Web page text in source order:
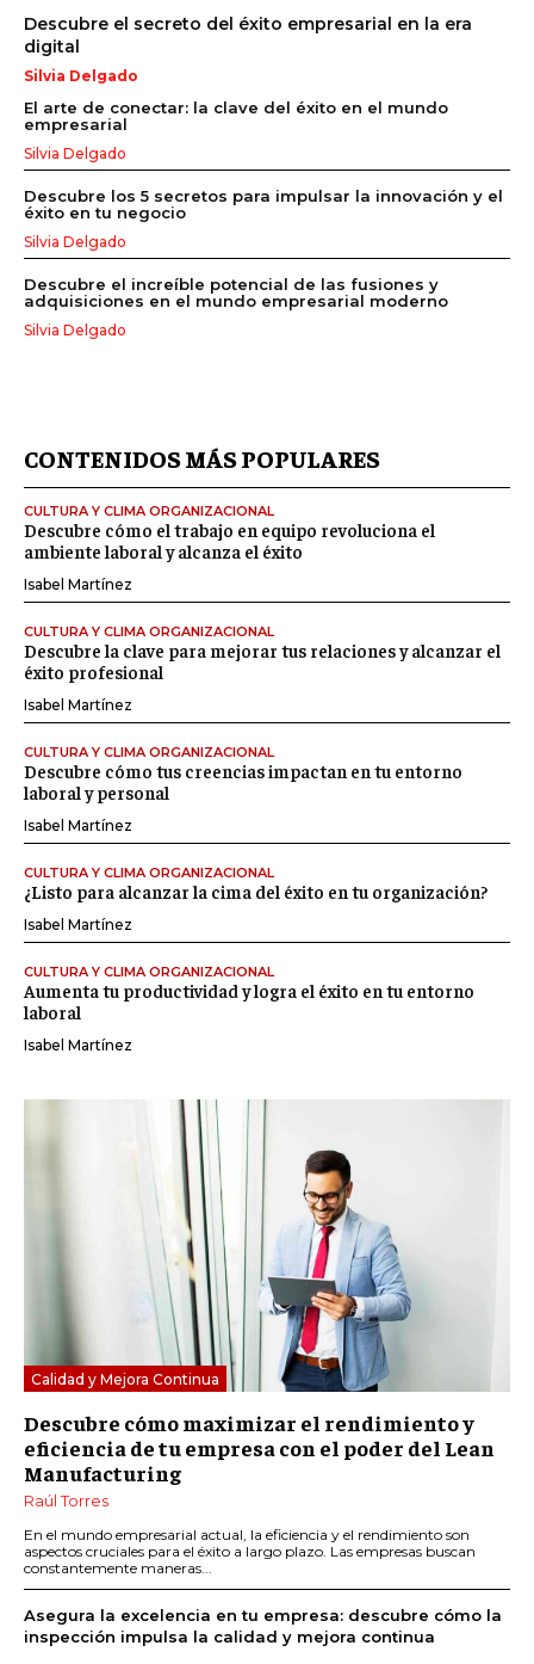
Descubre el secreto del éxito empresarial en la era
digital
Silvia Delgado
El arte de conectar: la clave del éxito en el mundo
empresarial
Silvia Delgado
Descubre los 5 secretos para impulsar la innovación y el
éxito en tu negocio
Silvia Delgado
Descubre el increíble potencial de las fusiones y
adquisiciones en el mundo empresarial moderno
Silvia Delgado
CONTENIDOS MÁS POPULARES
CULTURA Y CLIMA ORGANIZACIONAL
Descubre cómo el trabajo en equipo revoluciona el
ambiente laboral y alcanza el éxito
Isabel Martínez
CULTURA Y CLIMA ORGANIZACIONAL
Descubre la clave para mejorar tus relaciones y alcanzar el
éxito profesional
Isabel Martínez
CULTURA Y CLIMA ORGANIZACIONAL
Descubre cómo tus creencias impactan en tu entorno
laboral y personal
Isabel Martínez
CULTURA Y CLIMA ORGANIZACIONAL
¿Listo para alcanzar la cima del éxito en tu organización?
Isabel Martínez
CULTURA Y CLIMA ORGANIZACIONAL
Aumenta tu productividad y logra el éxito en tu entorno
laboral
Isabel Martínez
Calidad y Mejora Continua
Descubre cómo maximizar el rendimiento y
eficiencia de tu empresa con el poder del Lean
Manufacturing
Raúl Torres
En el mundo empresarial actual, la eficiencia y el rendimiento son
aspectos cruciales para el éxito a largo plazo. Las empresas buscan
constantemente maneras...
Asegura la excelencia en tu empresa: descubre cómo la
inspección impulsa la calidad y mejora continua